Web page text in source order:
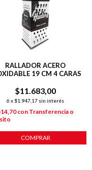
RALLADOR ACERO
19 CM 4 CARAS
$11.683,00
6 x $1.947,17 sin interés
con Transferencia o
COMPRAR